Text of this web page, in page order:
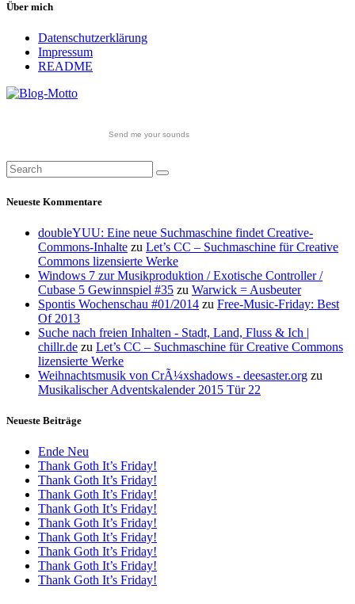
Über mich
Datenschutzerklärung
Impressum
README
Send me your sounds
Neueste Kommentare
doubleYUU: Eine neue Suchmaschine findet Creative-
Commons-Inhalte zu Let’s CC – Suchmaschine für Creative
Commons lizensierte Werke
Windows 7 zur Musikproduktion / Exotische Controller /
Cubase 5 Gewinnspiel #35 zu Warwick = Ausbeuter
Spontis Wochenschau #01/2014 zu Free-Music-Friday: Best
Of 2013
Suche nach freien Inhalten - Stadt, Land, Fluss & Ich |
chillr.de zu Let’s CC – Suchmaschine für Creative Commons
lizensierte Werke
Weihnachtsmusik von CrÃ¼xshadows - deesaster.org zu
Musikalischer Adventskalender 2015 Tür 22
Neueste Beiträge
Ende Neu
Thank Goth It’s Friday!
Thank Goth It’s Friday!
Thank Goth It’s Friday!
Thank Goth It’s Friday!
Thank Goth It’s Friday!
Thank Goth It’s Friday!
Thank Goth It’s Friday!
Thank Goth It’s Friday!
Thank Goth It’s Friday!